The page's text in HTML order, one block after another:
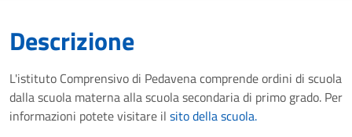
Descrizione
L'istituto Comprensivo di Pedavena comprende ordini di scuola
dalla scuola materna alla scuola secondaria di primo grado. Per
informazioni potete visitare il sito della scuola.